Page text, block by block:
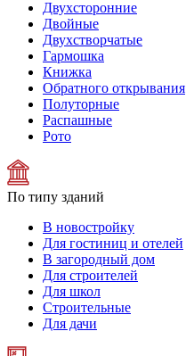
Двухсторонние
Двойные
Двухстворчатые
Гармошка
Книжка
Обратного открывания
Полуторные
Распашные
Рото
По типу зданий
В новостройку
Для гостиниц и отелей
В загородный дом
Для строителей
Для школ
Строительные
Для дачи